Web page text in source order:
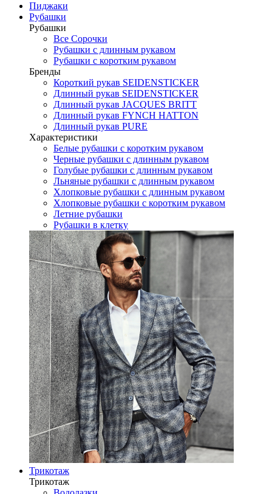
Пиджаки
Рубашки
Рубашки
Все Сорочки
Рубашки с длинным рукавом
Рубашки с коротким рукавом
Бренды
Короткий рукав SEIDENSTICKER
Длинный рукав SEIDENSTICKER
Длинный рукав JAСQUES BRITT
Длинный рукав FYNCH HATTON
Длинный рукав PURE
Характеристики
Белые рубашки с коротким рукавом
Черные рубашки с длинным рукавом
Голубые рубашки с длинным рукавом
Льняные рубашки с длинным рукавом
Хлопковые рубашки с длинным рукавом
Хлопковые рубашки с коротким рукавом
Летние рубашки
Рубашки в клетку
Трикотаж
Трикотаж